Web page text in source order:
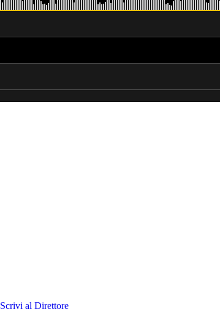
Scrivi al Direttore